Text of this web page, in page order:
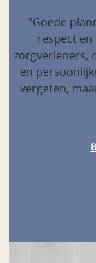
"Goede
respect en
zorgverleners,
en
vergeten,